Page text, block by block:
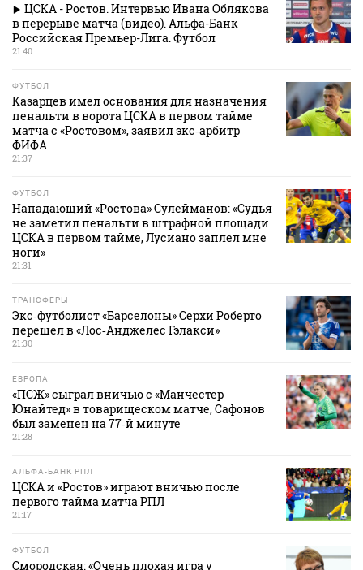
ЦСКА - Ростов. Интервью Ивана Облякова
в перерыве матча (видео). Альфа-Банк
Российская Премьер-Лига. Футбол
21:40
ФУТБОЛ
Казарцев имел основания для назначения
пенальти в ворота ЦСКА в первом тайме
матча с «Ростовом», заявил экс‑арбитр
ФИФА
21:37
ФУТБОЛ
Нападающий «Ростова» Сулейманов: «Судья
не заметил пенальти в штрафной площади
ЦСКА в первом тайме, Лусиано заплел мне
ноги»
21:31
ТРАНСФЕРЫ
Экс‑футболист «Барселоны» Серхи Роберто
перешел в «Лос‑Анджелес Гэлакси»
21:30
ЕВРОПА
«ПСЖ» сыграл вничью с «Манчестер
Юнайтед» в товарищеском матче, Сафонов
был заменен на 77‑й минуте
21:28
АЛЬФА-БАНК РПЛ
ЦСКА и «Ростов» играют вничью после
первого тайма матча РПЛ
21:17
ФУТБОЛ
Смородская: «Очень плохая игра у